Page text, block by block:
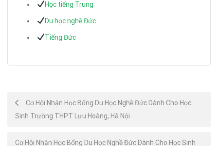
Học tiếng Trung
Du học nghề Đức
Tiếng Đức
Post
navigation
Cơ Hội Nhận Học Bổng Du Học Nghề Đức Dành Cho Học
Sinh Trường THPT Lưu Hoàng, Hà Nội
Cơ Hội Nhận Học Bổng Du Học Nghề Đức Dành Cho Học Sinh